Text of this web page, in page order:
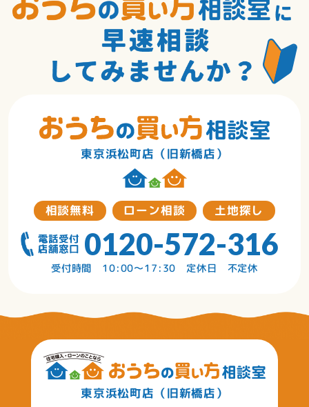
東京浜松町店（旧新橋店）
相談無料 ローン相談 土地探し
0120-572-316
受付時間 10:00〜17:30 定休日 不定休
東京浜松町店（旧新橋店）